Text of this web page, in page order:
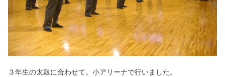
３年生の太鼓に合わせて。小アリーナで行いました。